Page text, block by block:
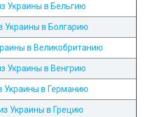
Украины в Бельгию
Украины в Болгарию
в Великобританию
Украины в Венгрию
Украины в Германию
Украины в Грецию